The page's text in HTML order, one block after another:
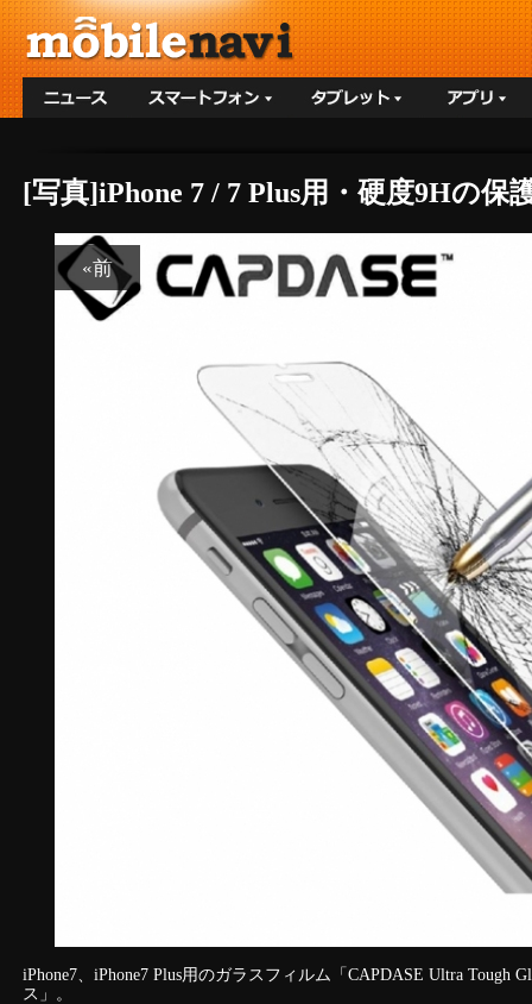
[写真]iPhone 7 / 7 Plus用・硬度9Hの
«前
iPhone7、iPhone7 Plus用のガラスフィルム「CAPDASE Ultra Tough
ス」。